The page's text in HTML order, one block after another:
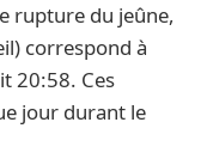
rupture du jeûne,
correspond à
20:58. Ces
jour durant le